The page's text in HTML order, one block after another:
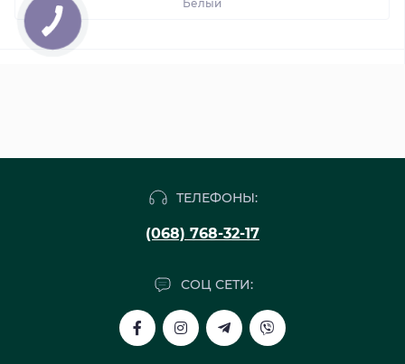
Белый
ТЕЛЕФОНЫ:
(068) 768-32-17
СОЦ СЕТИ: